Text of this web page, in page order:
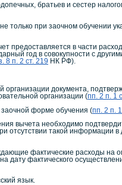
братьев и сестер
только при заочном обучении
предоставляется в части
год в совокупности с
8 п. 2 ст. 219 НК РФ).
документа,
организации (пп. 2 п. 1
заочной форме обучения (пп. 2 п.
вычета необходимо
отсутствии такой информации
фактические расходы на
фактического
язык.